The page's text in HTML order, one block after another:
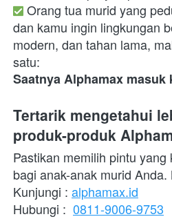
Orang tua murid yang
dan kamu ingin lingkungan
modern, dan tahan lama,
satu:
Saatnya Alphamax masuk
Tertarik mengetahui
produk-produk
Pastikan memilih pintu
bagi anak-anak murid
Kunjungi : alphamax.id
Hubungi : 0811-9006-9753